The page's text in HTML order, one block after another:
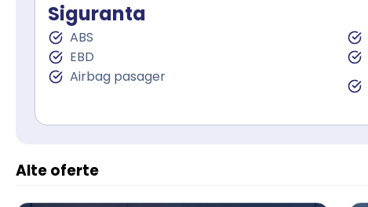
Siguranta
ABS
EBD
Airbag pasager
Alte oferte